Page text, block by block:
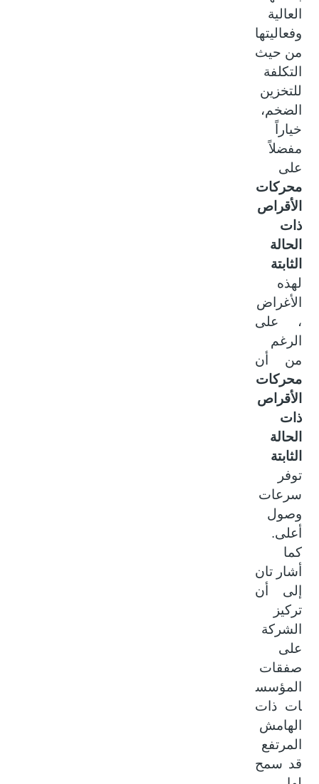
العالية
وفعاليتها
من حيث
التكلفة
للتخزين
الضخم،
خياراً
مفضلاً
على
محركات
الأقراص
ذات
الحالة
الثابتة
لهذه
الأغراض
، على
الرغم
من أن
محركات
الأقراص
ذات
الحالة
الثابتة
توفر
سرعات
وصول
أعلى.
كما
أشار تان
إلى أن
تركيز
الشركة
على
صفقات
المؤسس
ات ذات
الهامش
المرتفع
قد سمح